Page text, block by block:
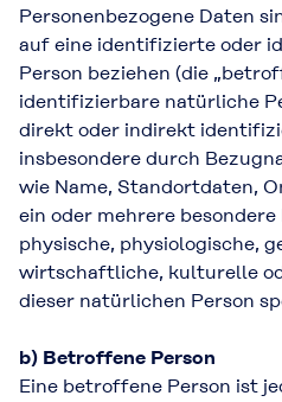
Personenbezogene Daten
auf eine identifizierte oder
Person beziehen (die
identifizierbare natürliche
direkt oder indirekt
insbesondere durch
wie Name, Standortdaten,
ein oder mehrere
physische, physiologische,
wirtschaftliche, kulturelle
dieser natürlichen Person
b) Betroffene Person
Eine betroffene Person ist